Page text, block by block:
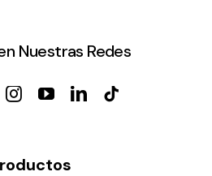
Nuestras Redes